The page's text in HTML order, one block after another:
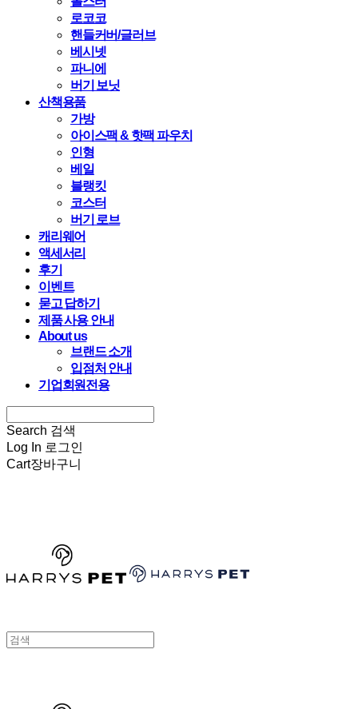
로코코
핸들커버/글러브
베시넷
파니에
버기 보닛
산책용품
가방
아이스팩 & 핫팩 파우치
인형
베일
블랭킷
코스터
버기 로브
캐리웨어
액세서리
후기
이벤트
묻고 답하기
제품 사용 안내
About us
브랜드 소개
입점처 안내
기업회원전용
Search 검색
Log In 로그인
Cart장바구니